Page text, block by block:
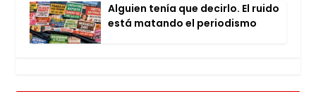
Alguien tenía que decir­lo. El rui­do
está matan­do el perio­dis­mo